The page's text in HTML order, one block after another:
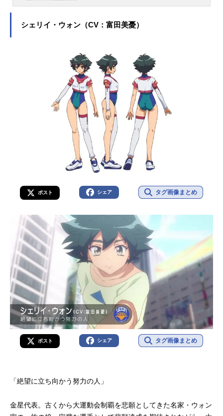
レット・エヴァーガーデン』のヴァ
演じています。こちらでは、石川由
依さんのオススメ記事をご紹介！
シェリイ・ウォン（CV：富田美憂）
ポスト シェア タグ画像まとめ
ポスト シェア タグ画像まとめ
「絶望に立ち向かう努力の人」
金星代表。古くから大運動会制覇を悲願としてきた名家・ウォン